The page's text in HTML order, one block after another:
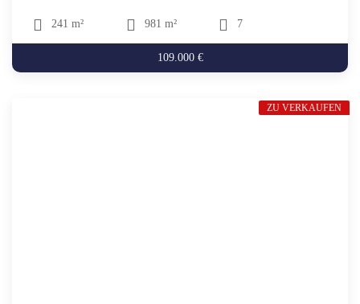
241 m² 981 m² 7
109.000 €
ZU VERKAUFEN